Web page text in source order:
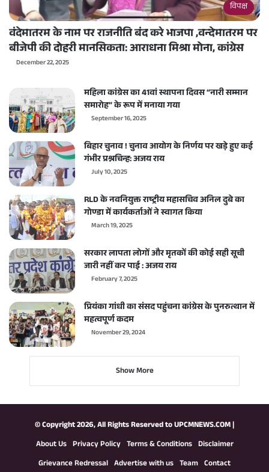
विपक्ष
वंदेमातरम के नाम पर राजनीति बंद करे भाजपा ,वन्देमातरम पर
बीजेपी की दोहरी मानसिकता: आराधना मिश्रा मोना, कांग्रेस
December 22, 2025
महिला कांग्रेस का 41वां स्थापना दिवस “नारी सम्मान
समारोह” के रूप में मनाया गया
September 16, 2025
बिहार चुनाव ! चुनाव आयोग के निर्णय पर खड़े हुए कई
गंभीर प्रश्नचिन्ह: अजय राय
July 10, 2025
RLD के नवनियुक्त राष्ट्रीय महासचिव अनिल दुबे का
गोण्डा में कार्यकर्ताओं ने स्वागत किया
March 19, 2025
सरकार लापता लोगों और मृतकों की कोई सही सूची
जारी नहीं कर पाई : अजय राय
February 7, 2025
प्रियंका गांधी का संसद पहुंचना कांग्रेस के पुनरुत्थान में
महत्वपूर्ण कदम
November 29, 2024
Show More
© Copyright 2026, All Rights Reserved toUPCMNEWS.COM|
About Us Privacy Policy Terms & Conditions Disclaimer
Grievance Redressal Advertise with us Team Contact